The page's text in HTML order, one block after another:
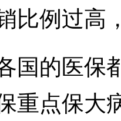
比例过高
的医保
重点保大